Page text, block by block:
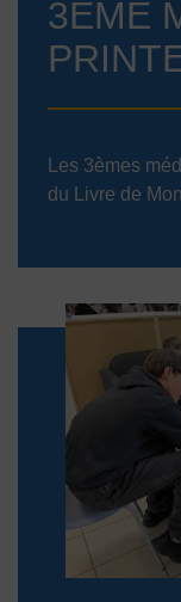
3ÈME
Les 3èmes
du Livre de